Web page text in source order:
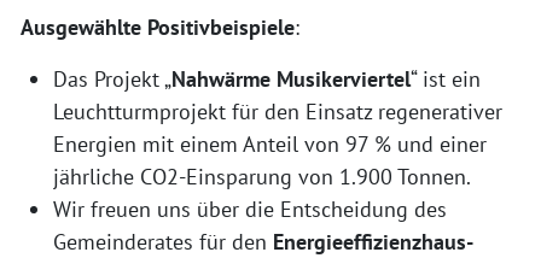
Ausgewählte Positivbeispiele:
Das Projekt „Nahwärme Musikerviertel“ ist ein
Leuchtturmprojekt für den Einsatz regenerativer
Energien mit einem Anteil von 97 % und einer
jährliche CO2-Einsparung von 1.900 Tonnen.
Wir freuen uns über die Entscheidung des
Gemeinderates für den Energieeffizienzhaus-